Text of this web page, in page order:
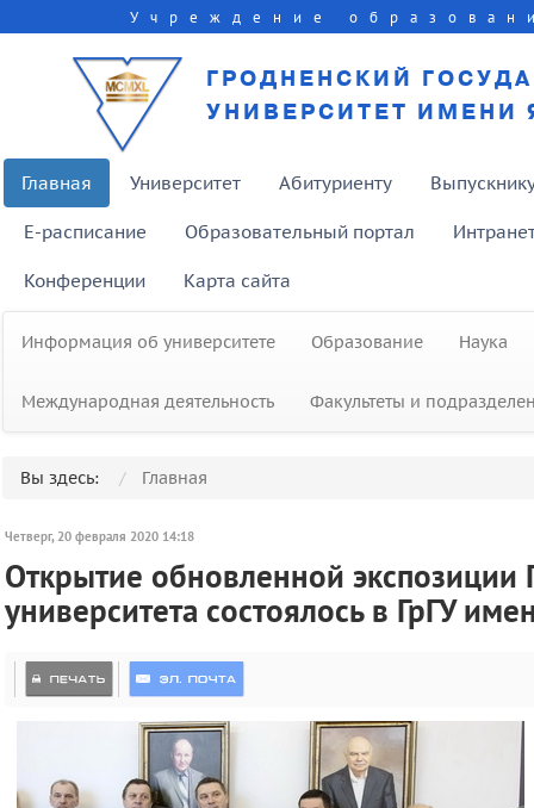
Учреждение
ГРОДНЕНСКИЙ
УНИВЕРСИТЕТ ИМЕНИ
Главная Университет Абитуриенту
E-расписание Образовательный портал
Конференции Карта сайта
Информация об университете Образование Наука
Международная деятельность Факультеты и
Вы здесь: Главная
Четверг, 20 февраля 2020 14:18
Открытие обновленной экспозиции
университета состоялось в ГрГУ